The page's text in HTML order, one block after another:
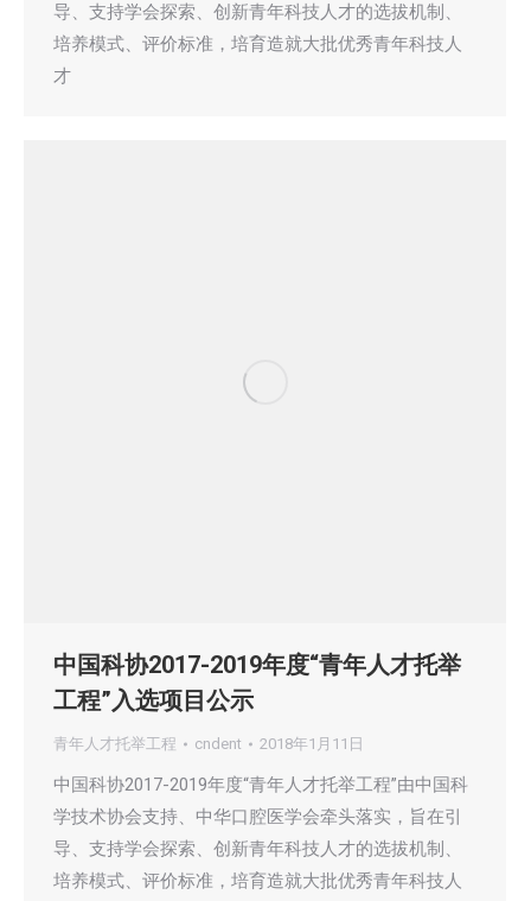
导、支持学会探索、创新青年科技人才的选拔机制、
培养模式、评价标准，培育造就大批优秀青年科技人
才
中国科协2017-2019年度“青年人才托举
工程”入选项目公示
青年人才托举工程 cndent 2018年1月11日
中国科协2017-2019年度“青年人才托举工程”由中国科
学技术协会支持、中华口腔医学会牵头落实，旨在引
导、支持学会探索、创新青年科技人才的选拔机制、
培养模式、评价标准，培育造就大批优秀青年科技人